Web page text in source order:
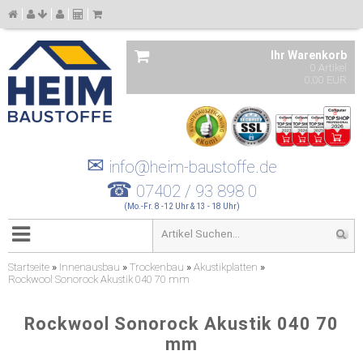
Ihr Warenkorb
0 Artikel
0,00 EUR
✉ info@heim-baustoffe.de
☎ 07402 / 93 898 0
(Mo.-Fr. 8 -12 Uhr & 13 - 18 Uhr)
Startseite » Innenausbau » Trockenbau » Akustikplatten »
Rockwool Sonorock Akustik 040 70 mm
Rockwool Sonorock Akustik 040 70
mm